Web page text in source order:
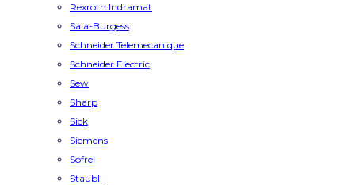
Rexroth Indramat
Saia-Burgess
Schneider Telemecanique
Schneider Electric
Sew
Sharp
Sick
Siemens
Sofrel
Staubli